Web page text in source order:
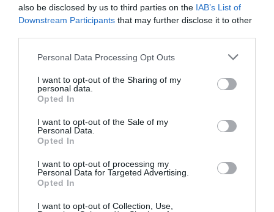
also be disclosed by us to third parties on the IAB’s List of
Downstream Participants that may further disclose it to other
Please note that this website/app uses one or more Google
not limited to your visit or usage behaviour. You may click to
grant or deny consent to Google and its third-party tags to
use your data for below specified purposes in below Google
consent section.
Personal Data Processing Opt Outs
I want to opt-out of the Sharing of my
personal data.
Opted In
I want to opt-out of the Sale of my
Personal Data.
Opted In
I want to opt-out of processing my
Personal Data for Targeted Advertising.
Opted In
I want to opt-out of Collection, Use,
Egyetlen zajos esemény, például egy helyi zenei
közötti kapcsolatot jól tanulmányozták kutyáknál,
zivatarokról készült felvételek segítségével. Ezt a
fajta zajérzékenységet, amely a kedvtelésből tartott
kutyák akár 50 százalékát is érinti, váratlan zajok
váltják ki. Az állatokat arra készteti, hogy elbújjanak
vagy emberi kényelmet keressenek. A járműzajnak,
sőt zenének kitett tenyésztett tyúkok is
megfagynak félelmükben. A főemlősök, a madarak
és a békák rövid távon hangosabb hangadással
hasonlóan ahhoz, mint amikor hangos partikon